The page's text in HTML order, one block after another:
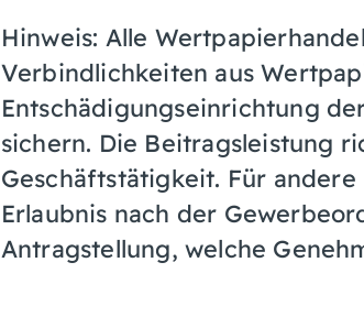
Hinweis: Alle
Verbindlichkeiten aus
Entschädigungseinrichtung
sichern. Die Beitragsleistung
Geschäftstätigkeit. Für
Erlaubnis nach der
Antragstellung, welche